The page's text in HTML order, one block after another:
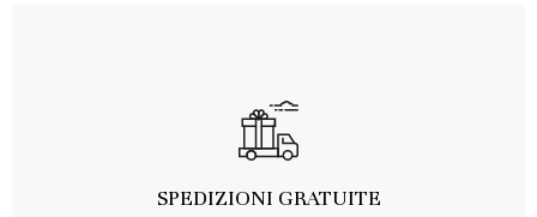
SPEDIZIONI GRATUITE